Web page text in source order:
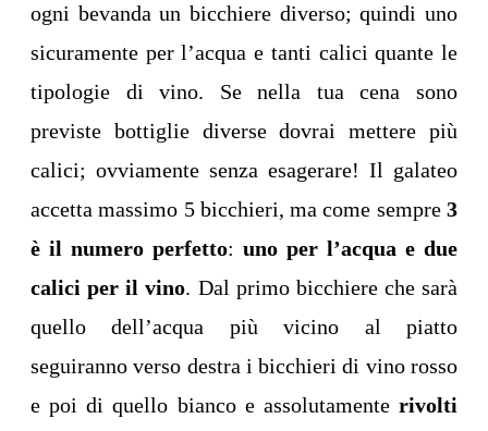
ogni bevanda un bicchiere diverso; quindi uno
sicuramente per l’acqua e tanti calici quante le
tipologie di vino. Se nella tua cena sono
previste bottiglie diverse dovrai mettere più
calici; ovviamente senza esagerare! Il galateo
accetta massimo 5 bicchieri, ma come sempre3
è il numero perfetto: uno per l’acqua e due
calici per il vino. Dal primo bicchiere che sarà
quello dell’acqua più vicino al piatto
seguiranno verso destra i bicchieri di vino rosso
e poi di quello bianco e assolutamenterivolti